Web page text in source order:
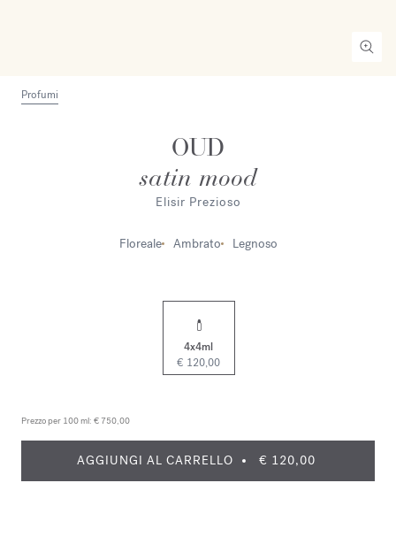
Profumi
OUD
satin mood
Elisir Prezioso
Floreale Ambrato Legnoso
4x4ml
€ 120,00
Prezzo per 100 ml: € 750,00
AGGIUNGI AL CARRELLO € 120,00